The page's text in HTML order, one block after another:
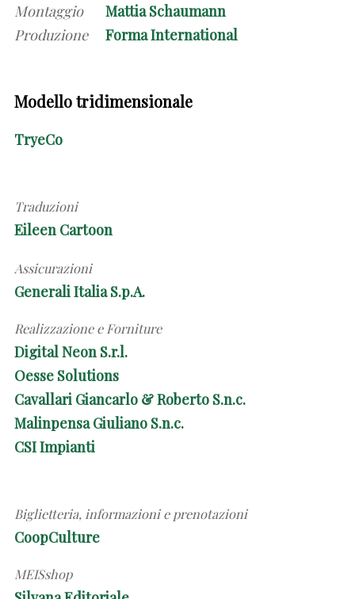
Montaggio
Mattia Schaumann
Produzione
Forma International
Modello tridimensionale
TryeCo
Traduzioni
Eileen Cartoon
Assicurazioni
Generali Italia S.p.A.
Realizzazione e Forniture
Digital Neon S.r.l.
Oesse Solutions
Cavallari Giancarlo & Roberto S.n.c.
Malinpensa Giuliano S.n.c.
CSI Impianti
Biglietteria, informazioni e prenotazioni
CoopCulture
MEISshop